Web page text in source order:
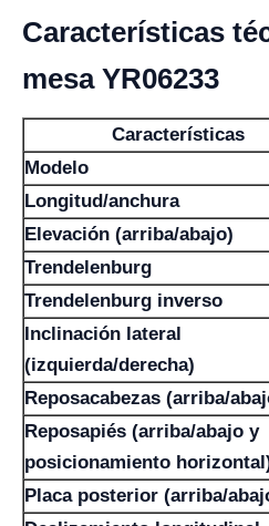
Características
mesa YR06233
Características
Modelo
Longitud/anchura
Elevación (arriba/abajo)
Trendelenburg
Trendelenburg inverso
Inclinación lateral
(izquierda/derecha)
Reposacabezas (arriba/
Reposapiés (arriba/abajo y
posicionamiento
Placa posterior (arriba/